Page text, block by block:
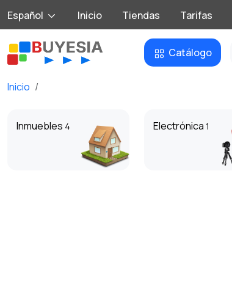
Español Inicio Tiendas Tarifas
Catálogo
Inicio
Inmuebles 4 Electrónica 1